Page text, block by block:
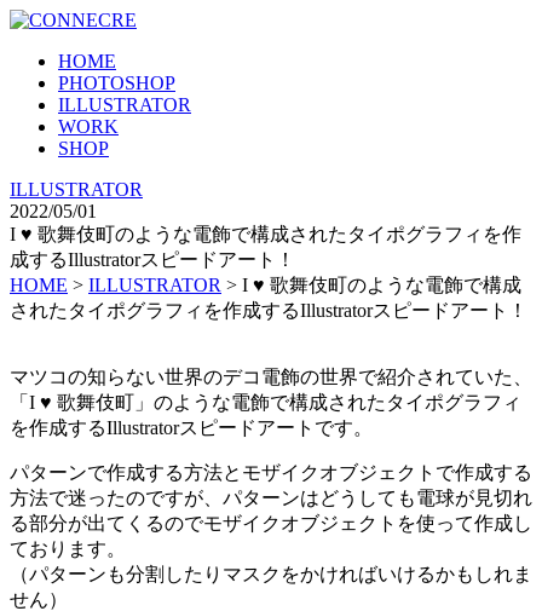
HOME
PHOTOSHOP
ILLUSTRATOR
WORK
SHOP
ILLUSTRATOR
2022/05/01
I ♥ 歌舞伎町のような電飾で構成されたタイポグラフィを作
成するIllustratorスピードアート！
HOME > ILLUSTRATOR > I ♥ 歌舞伎町のような電飾で構成
されたタイポグラフィを作成するIllustratorスピードアート！
マツコの知らない世界のデコ電飾の世界で紹介されていた、
「I ♥ 歌舞伎町」のような電飾で構成されたタイポグラフィ
を作成するIllustratorスピードアートです。
パターンで作成する方法とモザイクオブジェクトで作成する
方法で迷ったのですが、パターンはどうしても電球が見切れ
る部分が出てくるのでモザイクオブジェクトを使って作成し
ております。
（パターンも分割したりマスクをかければいけるかもしれま
せん）